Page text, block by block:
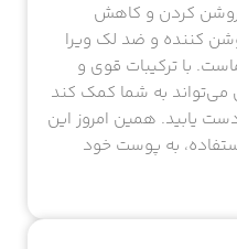
روشن کردن و کاهش
کننده و ضد لک ویرا
با ترکیبات قوی و
به شما کمک کند
یابید. همین امروز این
به پوست خود